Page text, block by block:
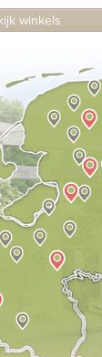
winkels